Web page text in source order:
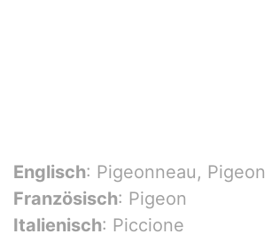
Englisch: Pigeonneau, Pigeon
Französisch: Pigeon
Italienisch: Piccione